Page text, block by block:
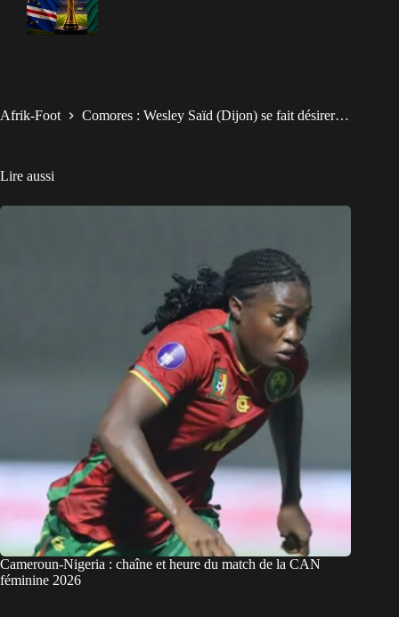
Afrik-Foot Comores : Wesley Saïd (Dijon) se fait désirer…
Lire aussi
Cameroun-Nigeria : chaîne et heure du match de la CAN
féminine 2026